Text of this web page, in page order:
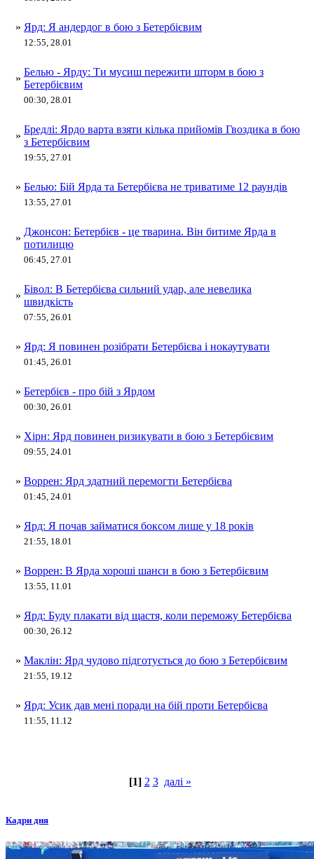
» Ярд: Я андердог в бою з Бетербієвим
12:55, 28.01
»
Белью - Ярду: Ти мусиш пережити шторм в бою з
Бетербієвим
00:30, 28.01
»
Бредлі: Ярдо варта взяти кілька прийомів Гвоздика в бою
з Бетербієвим
19:55, 27.01
» Белью: Бій Ярда та Бетербієва не триватиме 12 раундів
13:55, 27.01
»
Джонсон: Бетербієв - це тварина. Він битиме Ярда в
потилицю
06:45, 27.01
»
Бівол: В Бетербієва сильний удар, але невелика
швидкість
07:55, 26.01
» Ярд: Я повинен розібрати Бетербієва і нокаутувати
01:45, 26.01
» Бетербієв - про бій з Ярдом
00:30, 26.01
» Хірн: Ярд повинен ризикувати в бою з Бетербієвим
09:55, 24.01
» Воррен: Ярд здатний перемогти Бетербієва
01:45, 24.01
» Ярд: Я почав займатися боксом лише у 18 років
21:55, 18.01
» Воррен: В Ярда хороші шанси в бою з Бетербієвим
13:55, 11.01
» Ярд: Буду плакати від щастя, коли переможу Бетербієва
00:30, 26.12
» Маклін: Ярд чудово підготується до бою з Бетербієвим
21:55, 19.12
» Ярд: Усик дав мені поради на бій проти Бетербієва
11:55, 11.12
[1] 2 3 далі »
Кадри дня